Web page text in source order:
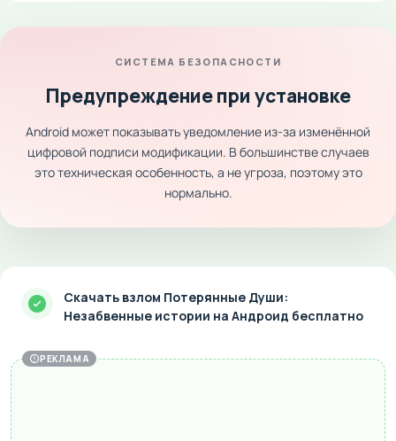
СИСТЕМА БЕЗОПАСНОСТИ
Предупреждение при установке
Android может показывать уведомление из-за изменённой
цифровой подписи модификации. В большинстве случаев
это техническая особенность, а не угроза, поэтому это
нормально.
Скачать взлом Потерянные Души:
Незабвенные истории на Андроид бесплатно
РЕКЛАМА